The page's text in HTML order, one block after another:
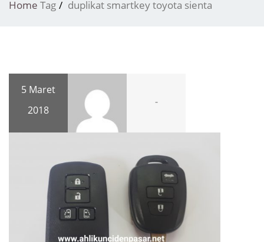
Home Tag duplikat smartkey toyota sienta
5 Maret
2018
-